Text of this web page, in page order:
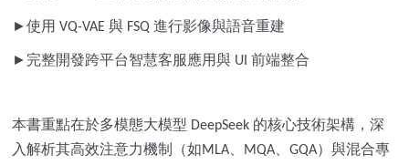
►使用 VQ-VAE 與 FSQ 進行影像與語音重建
► 完整開發跨平台智慧客服應用與 UI 前端整合
本書重點在於多模態大模型 DeepSeek 的核心技術架構，深
入解析其高效注意力機制（如MLA MQA GQA）與混合專